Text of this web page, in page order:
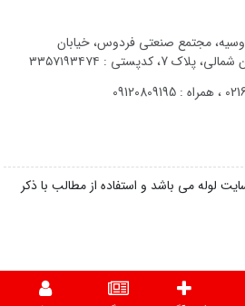
مجتمع صنعتی فردوس، خیابان
کدپستی : ۳۳۵۷۱۹۳۴۷۴
لوله می باشد و استفاده از مطالب با ذکر